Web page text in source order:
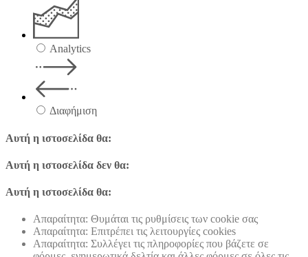
Analytics
Διαφήμιση
Αυτή η ιστοσελίδα θα:
Αυτή η ιστοσελίδα δεν θα:
Αυτή η ιστοσελίδα θα:
Απαραίτητα: Θυμάται τις ρυθμίσεις των cookie σας
Απαραίτητα: Επιτρέπει τις λειτουργίες cookies
Απαραίτητα: Συλλέγει τις πληροφορίες που βάζετε σε